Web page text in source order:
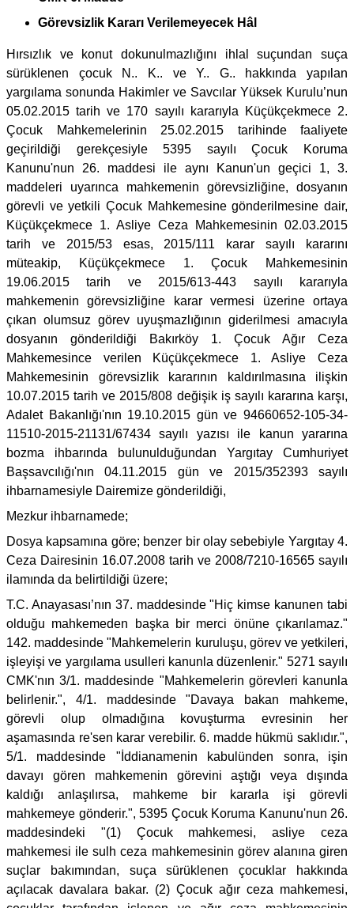
Görevsizlik Kararı Verilemeyecek Hâl
Hırsızlık ve konut dokunulmazlığını ihlal suçundan suça
sürüklenen çocuk N.. K.. ve Y.. G.. hakkında yapılan
yargılama sonunda Hakimler ve Savcılar Yüksek Kurulu’nun
05.02.2015 tarih ve 170 sayılı kararıyla Küçükçekmece 2.
Çocuk Mahkemelerinin 25.02.2015 tarihinde faaliyete
geçirildiği gerekçesiyle 5395 sayılı Çocuk Koruma
Kanunu'nun 26. maddesi ile aynı Kanun'un geçici 1, 3.
maddeleri uyarınca mahkemenin görevsizliğine, dosyanın
görevli ve yetkili Çocuk Mahkemesine gönderilmesine dair,
Küçükçekmece 1. Asliye Ceza Mahkemesinin 02.03.2015
tarih ve 2015/53 esas, 2015/111 karar sayılı kararını
müteakip, Küçükçekmece 1. Çocuk Mahkemesinin
19.06.2015 tarih ve 2015/613-443 sayılı kararıyla
mahkemenin görevsizliğine karar vermesi üzerine ortaya
çıkan olumsuz görev uyuşmazlığının giderilmesi amacıyla
dosyanın gönderildiği Bakırköy 1. Çocuk Ağır Ceza
Mahkemesince verilen Küçükçekmece 1. Asliye Ceza
Mahkemesinin görevsizlik kararının kaldırılmasına ilişkin
10.07.2015 tarih ve 2015/808 değişik iş sayılı kararına karşı,
Adalet Bakanlığı'nın 19.10.2015 gün ve 94660652-105-34-
11510-2015-21131/67434 sayılı yazısı ile kanun yararına
bozma ihbarında bulunulduğundan Yargıtay Cumhuriyet
Başsavcılığı'nın 04.11.2015 gün ve 2015/352393 sayılı
ihbarnamesiyle Dairemize gönderildiği,
Mezkur ihbarnamede;
Dosya kapsamına göre; benzer bir olay sebebiyle Yargıtay 4.
Ceza Dairesinin 16.07.2008 tarih ve 2008/7210-16565 sayılı
ilamında da belirtildiği üzere;
T.C. Anayasası’nın 37. maddesinde "Hiç kimse kanunen tabi
olduğu mahkemeden başka bir merci önüne çıkarılamaz."
142. maddesinde "Mahkemelerin kuruluşu, görev ve yetkileri,
işleyişi ve yargılama usulleri kanunla düzenlenir." 5271 sayılı
CMK'nın 3/1. maddesinde "Mahkemelerin görevleri kanunla
belirlenir.", 4/1. maddesinde "Davaya bakan mahkeme,
görevli olup olmadığına kovuşturma evresinin her
aşamasında re'sen karar verebilir. 6. madde hükmü saklıdır.",
5/1. maddesinde "İddianamenin kabulünden sonra, işin
davayı gören mahkemenin görevini aştığı veya dışında
kaldığı anlaşılırsa, mahkeme bir kararla işi görevli
mahkemeye gönderir.", 5395 Çocuk Koruma Kanunu'nun 26.
maddesindeki "(1) Çocuk mahkemesi, asliye ceza
mahkemesi ile sulh ceza mahkemesinin görev alanına giren
suçlar bakımından, suça sürüklenen çocuklar hakkında
açılacak davalara bakar. (2) Çocuk ağır ceza mahkemesi,